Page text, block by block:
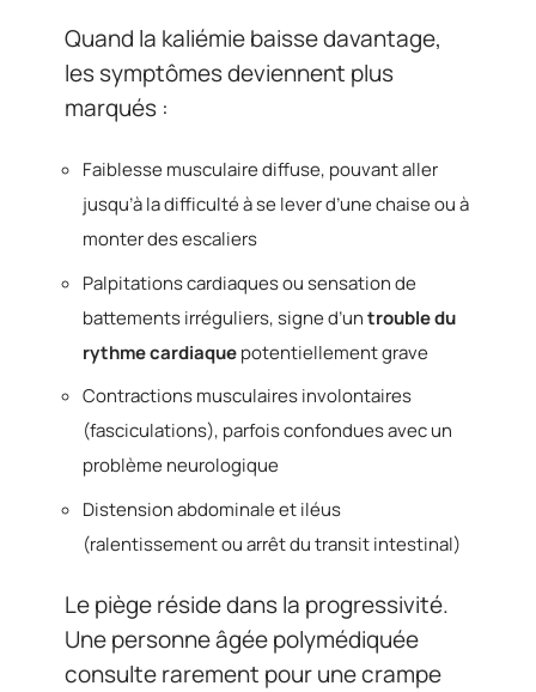
Quand la kaliémie baisse davantage,
les symptômes deviennent plus
marqués :
Faiblesse musculaire diffuse, pouvant aller
jusqu’à la difficulté à se lever d’une chaise ou à
monter des escaliers
Palpitations cardiaques ou sensation de
battements irréguliers, signe d’untrouble du
rythme cardiaquepotentiellement grave
Contractions musculaires involontaires
(fasciculations), parfois confondues avec un
problème neurologique
Distension abdominale et iléus
(ralentissement ou arrêt du transit intestinal)
Le piège réside dans la progressivité.
Une personne âgée polymédiquée
consulte rarement pour une crampe